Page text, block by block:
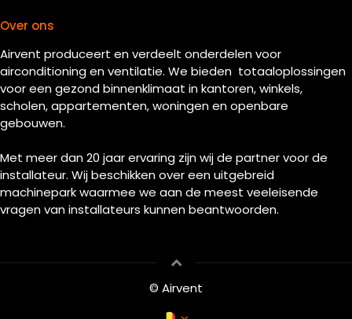
Over ons
Airvent produceert en verdeelt onderdelen voor
airconditioning en ventilatie. We bieden totaaloplossingen
voor een gezond binnenklimaat in kantoren, winkels,
scholen, appartementen, woningen en openbare
gebouwen.
Met meer dan 20 jaar ervaring zijn wij de partner voor de
installateur. Wij beschikken over een uitgebreid
machinepark waarmee we aan de meest veeleisende
vragen van installateurs kunnen beantwoorden.
© Airvent